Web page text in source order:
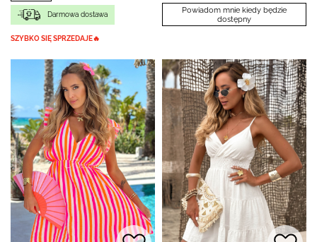
Darmowa dostawa
SZYBKO SIĘ SPRZEDAJE🔥
Powiadom mnie kiedy będzie
dostępny